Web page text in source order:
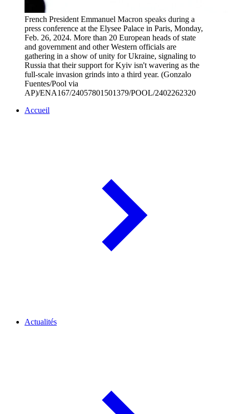
French President Emmanuel Macron speaks during a
press conference at the Elysee Palace in Paris, Monday,
Feb. 26, 2024. More than 20 European heads of state
and government and other Western officials are
gathering in a show of unity for Ukraine, signaling to
Russia that their support for Kyiv isn't wavering as the
full-scale invasion grinds into a third year. (Gonzalo
Fuentes/Pool via
AP)/ENA167/24057801501379/POOL/2402262320
Accueil
Actualités